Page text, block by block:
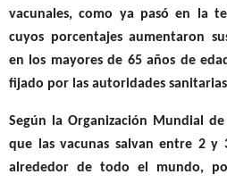
vacunales, como ya pasó en la
cuyos porcentajes aumentaron
en los mayores de 65 años de
fijado por las autoridades
Según la Organización Mundial
que las vacunas salvan entre 2 y
alrededor de todo el mundo,